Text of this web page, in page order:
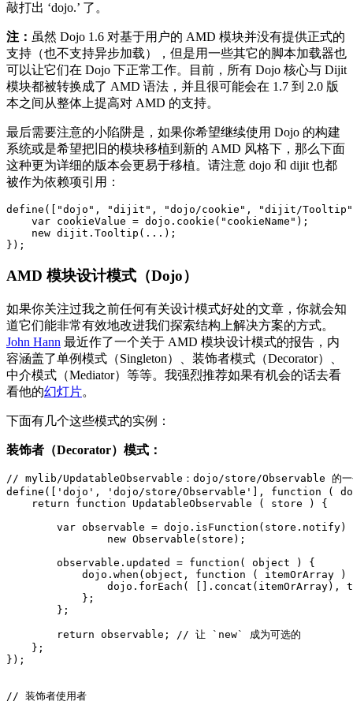
敲打出 ‘dojo.’ 了。
注： 虽然 Dojo 1.6 对基于用户的 AMD 模块并没有提供正式的
支持（也不支持异步加载），但是用一些其它的脚本加载器也
可以让它们在 Dojo 下正常工作。目前，所有 Dojo 核心与 Dijit
模块都被转换成了 AMD 语法，并且很可能会在 1.7 到 2.0 版
本之间从整体上提高对 AMD 的支持。
最后需要注意的小陷阱是，如果你希望继续使用 Dojo 的构建
系统或是希望把旧的模块移植到新的 AMD 风格下，那么下面
这种更为详细的版本会更易于移植。请注意 dojo 和 dijit 也都
被作为依赖项引用：
define(["dojo", "dijit", "dojo/cookie", "dijit/
    var cookieValue = dojo.cookie("cookieName");
    new dijit.Tooltip(...);
AMD 模块设计模式（Dojo）
如果你关注过我之前任何有关设计模式好处的文章，你就会知
道它们能非常有效地改进我们探索结构上解决方案的方式。
John Hann 最近作了一个关于 AMD 模块设计模式的报告，内
容涵盖了单例模式（Singleton）、装饰者模式（Decorator）、
中介模式（Mediator）等等。我强烈推荐如果有机会的话去看
看他的幻灯片。
下面有几个这些模式的实例：
装饰者（Decorator）模式：
// mylib/UpdatableObservable：dojo/store/Observable 的一
define(['dojo', 'dojo/store/Observable'], function (
    return function UpdatableObservable ( store ) {
var observable = dojo.isFunction(store.notify)
                new Observable(store);
        observable.updated = function( object ) {
dojo.when(object, function ( itemOrArray )
dojo.forEach( [].concat(itemOrArray),
            };
        };
        return observable; // 让 `new` 成为可选的
    };
});
// 装饰者使用者